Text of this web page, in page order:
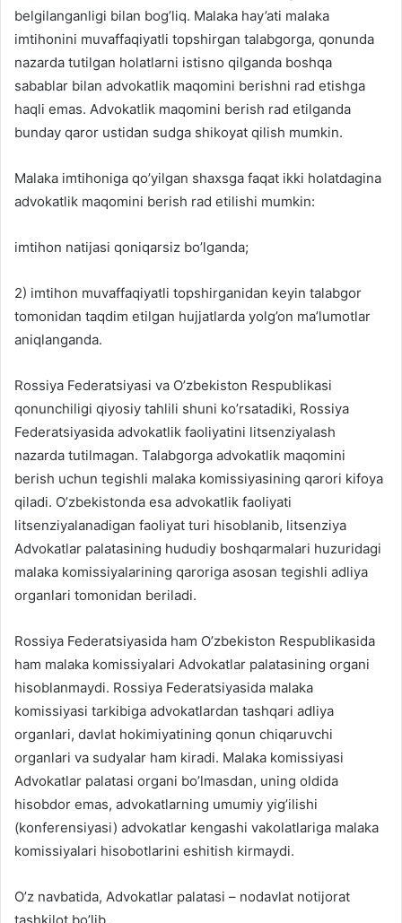
belgilanganligi bilan bog’liq. Malaka hay’ati malaka
imtihonini muvaffaqiyatli topshirgan talabgorga, qonunda
nazarda tutilgan holatlarni istisno qilganda boshqa
sabablar bilan advokatlik maqomini berishni rad etishga
haqli emas. Advokatlik maqomini berish rad etilganda
bunday qaror ustidan sudga shikoyat qilish mumkin.
Malaka imtihoniga qo’yilgan shaxsga faqat ikki holatdagina
advokatlik maqomini berish rad etilishi mumkin:
imtihon natijasi qoniqarsiz bo’lganda;
2) imtihon muvaffaqiyatli topshirganidan keyin talabgor
tomonidan taqdim etilgan hujjatlarda yolg’on ma’lumotlar
aniqlanganda.
Rossiya Federatsiyasi va O’zbekiston Respublikasi
qonunchiligi qiyosiy tahlili shuni ko’rsatadiki, Rossiya
Federatsiyasida advokatlik faoliyatini litsenziyalash
nazarda tutilmagan. Talabgorga advokatlik maqomini
berish uchun tegishli malaka komissiyasining qarori kifoya
qiladi. O’zbekistonda esa advokatlik faoliyati
litsenziyalanadigan faoliyat turi hisoblanib, litsenziya
Advokatlar palatasining hududiy boshqarmalari huzuridagi
malaka komissiyalarining qaroriga asosan tegishli adliya
organlari tomonidan beriladi.
Rossiya Federatsiyasida ham O’zbekiston Respublikasida
ham malaka komissiyalari Advokatlar palatasining organi
hisoblanmaydi. Rossiya Federatsiyasida malaka
komissiyasi tarkibiga advokatlardan tashqari adliya
organlari, davlat hokimiyatining qonun chiqaruvchi
organlari va sudyalar ham kiradi. Malaka komissiyasi
Advokatlar palatasi organi bo’lmasdan, uning oldida
hisobdor emas, advokatlarning umumiy yig’ilishi
(konferensiyasi) advokatlar kengashi vakolatlariga malaka
komissiyalari hisobotlarini eshitish kirmaydi.
O’z navbatida, Advokatlar palatasi – nodavlat notijorat